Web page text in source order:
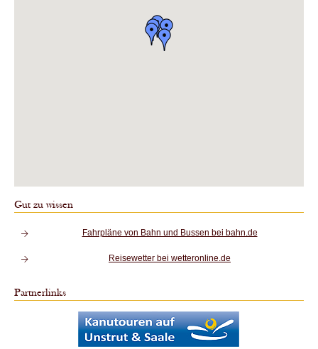
Gut zu wissen
Fahrpläne von Bahn und Bussen bei bahn.de
Reisewetter bei wetteronline.de
Partnerlinks